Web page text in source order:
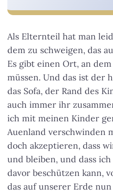
Als Elternteil hat man
dem zu schweigen, das
Es gibt einen Ort, an
müssen. Und das ist der
das Sofa, der Rand des
auch immer ihr
ich mit meinen Kinder
Auenland verschwinden
doch akzeptieren, dass
und bleiben, und dass
davor beschützen kann,
das auf unserer Erde